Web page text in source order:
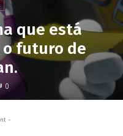
que está
futuro de
0
-